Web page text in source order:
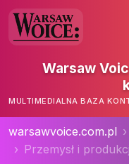
Warsaw
MULTIMEDIALNA BAZA
warsawvoice.com.pl
Przemysł i